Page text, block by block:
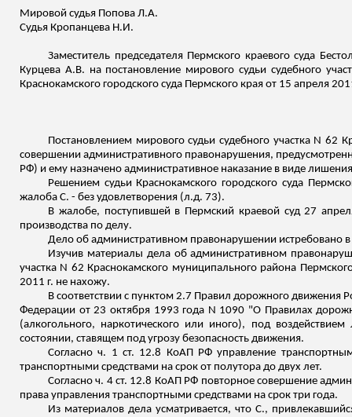
Мировой судья Попова Л.А.
Судья Кропанцева Н.И.
Заместитель председателя Пермского краевого суда
Курцева А.В. на постановление мирового судьи судебного
Краснокамского городского суда Пермского края от 15 апреля
Постановлением мирового судьи судебного участка N 62
совершении административного правонарушения,
РФ) и ему назначено административное наказание в виде
Решением судьи Краснокамского городского суда
жалоба С. - без удовлетворения (л.д. 73).
В жалобе, поступившей в Пермский краевой суд 27
производства по делу.
Дело об административном правонарушении истребовано
Изучив материалы дела об административном
участка N 62 Краснокамского муниципального района
2011 г. не нахожу.
В соответствии с пунктом 2.7 Правил дорожного движения
Федерации от 23 октября 1993 года N 1090 "О Правилах
(алкогольного, наркотического или иного), под
состоянии, ставящем под угрозу безопасность движения.
Согласно ч. 1 ст. 12.8 КоАП РФ управление
транспортными средствами на срок от полутора до двух лет.
Согласно ч. 4 ст. 12.8 КоАП РФ повторное совершение
права управления транспортными средствами на срок три года.
Из материалов дела усматривается, что С.,